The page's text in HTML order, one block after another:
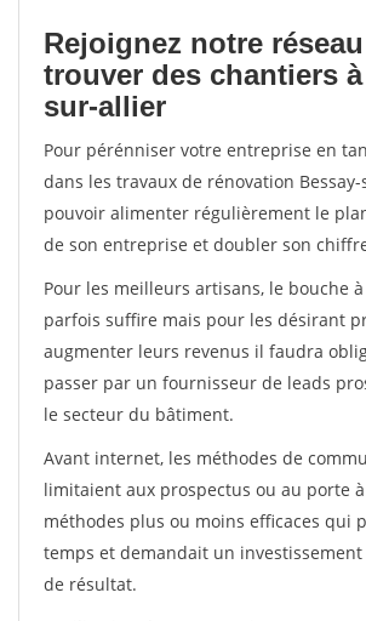
Rejoignez notre
trouver des chantiers
sur-allier
Pour pérénniser votre entreprise en
dans les travaux de rénovation
pouvoir alimenter régulièrement le
de son entreprise et doubler son
Pour les meilleurs artisans, le bouche
parfois suffire mais pour les désirant
augmenter leurs revenus il faudra
passer par un fournisseur de leads
le secteur du bâtiment.
Avant internet, les méthodes de
limitaient aux prospectus ou au porte
méthodes plus ou moins efficaces qui
temps et demandait un
de résultat.